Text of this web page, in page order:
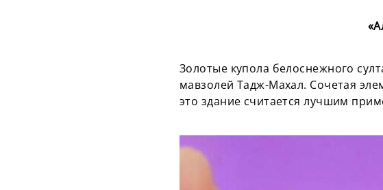
Золотые купола белоснежного
мавзолей Тадж-Махал. Сочетая
это здание считается лучшим